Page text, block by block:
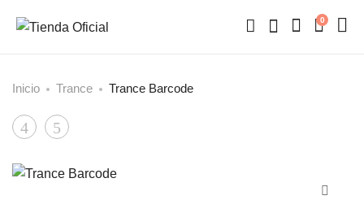
0
Inicio Trance Trance Barcode
Product
navigation
Old ASOT